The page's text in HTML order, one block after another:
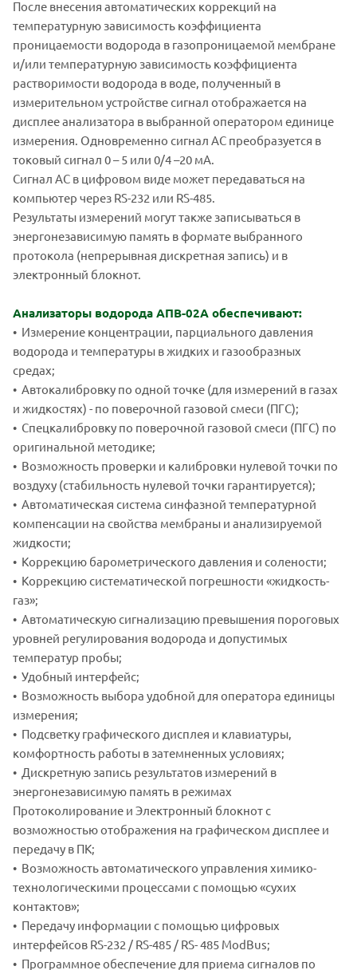
После внесения автоматических коррекций на
температурную зависимость коэффициента
проницаемости водорода в газопроницаемой мембране
и/или температурную зависимость коэффициента
растворимости водорода в воде, полученный в
измерительном устройстве сигнал отображается на
дисплее анализатора в выбранной оператором единице
измерения. Одновременно сигнал АС преобразуется в
токовый сигнал 0 – 5 или 0/4 –20 мА.
Сигнал АС в цифровом виде может передаваться на
компьютер через RS-232 или RS-485.
Результаты измерений могут также записываться в
энергонезависимую память в формате выбранного
протокола (непрерывная дискретная запись) и в
электронный блокнот.
Анализаторы водорода АПВ-02А обеспечивают:
• Измерение концентрации, парциального давления
водорода и температуры в жидких и газообразных
средах;
• Автокалибровку по одной точке (для измерений в газах
и жидкостях) - по поверочной газовой смеси (ПГС);
• Спецкалибровку по поверочной газовой смеси (ПГС) по
оригинальной методике;
• Возможность проверки и калибровки нулевой точки по
воздуху (стабильность нулевой точки гарантируется);
• Автоматическая система синфазной температурной
компенсации на свойства мембраны и анализируемой
жидкости;
• Коррекцию барометрического давления и солености;
• Коррекцию систематической погрешности «жидкость-
газ»;
• Автоматическую сигнализацию превышения пороговых
уровней регулирования водорода и допустимых
температур пробы;
• Удобный интерфейс;
• Возможность выбора удобной для оператора единицы
измерения;
• Подсветку графического дисплея и клавиатуры,
комфортность работы в затемненных условиях;
• Дискретную запись результатов измерений в
энергонезависимую память в режимах
Протоколирование и Электронный блокнот с
возможностью отображения на графическом дисплее и
передачу в ПК;
• Возможность автоматического управления химико-
технологическими процессами с помощью «сухих
контактов»;
• Передачу информации с помощью цифровых
интерфейсов RS-232 / RS-485 / RS- 485 ModBus;
• Программное обеспечение для приема сигналов по